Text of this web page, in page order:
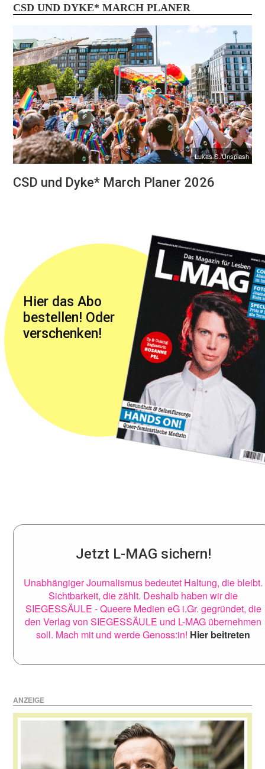
CSD UND DYKE* MARCH PLANER
Lukas S./Unsplash
CSD und Dyke* March Planer 2026
Hier das Abo
bestellen! Oder
verschenken!
Jetzt L-MAG sichern!
Unabhängiger Journalismus bedeutet Haltung, die bleibt.
Sichtbarkeit, die zählt. Deshalb haben wir die
SIEGESSÄULE - Queere Medien eG i.Gr. gegründet, die
den Verlag von SIEGESSÄULE und L-MAG übernehmen
soll. Mach mit und werde Genoss:in! Hier beitreten
ANZEIGE